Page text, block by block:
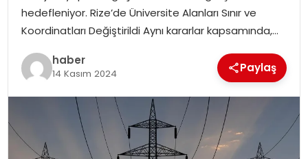
TEKNOLOJI
EKONOMI
hedefleniyor. Rize’de Üniversite Alanları Sınır ve
Koordinatları Değiştirildi Aynı kararlar kapsamında,…
haber
14 Kasım 2024 Paylaş